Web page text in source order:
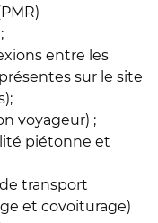
entre les
sur le site
voyageur) ;
piétonne et
transport
et covoiturage)